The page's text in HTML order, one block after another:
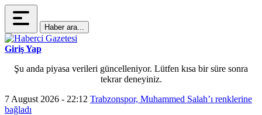
Haber ara...
Giriş Yap
Şu anda piyasa verileri güncelleniyor. Lütfen kısa bir süre sonra
tekrar deneyiniz.
7 August 2026 - 22:12 Trabzonspor, Muhammed Salah’ı renklerine
bağladı